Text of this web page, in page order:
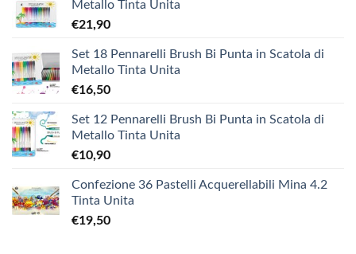
Metallo Tinta Unita
€21,90
Set 18 Pennarelli Brush Bi Punta in Scatola di
Metallo Tinta Unita
€16,50
Set 12 Pennarelli Brush Bi Punta in Scatola di
Metallo Tinta Unita
€10,90
Confezione 36 Pastelli Acquerellabili Mina 4.2
Tinta Unita
€19,50